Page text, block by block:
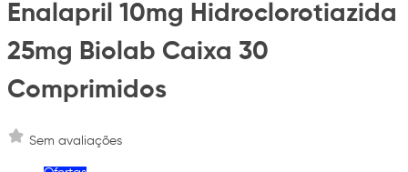
Enalapril 10mg Hidroclorotiazida
25mg Biolab Caixa 30
Comprimidos
Sem avaliações